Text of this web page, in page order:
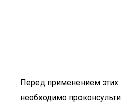
Перед применением этих
необходимо